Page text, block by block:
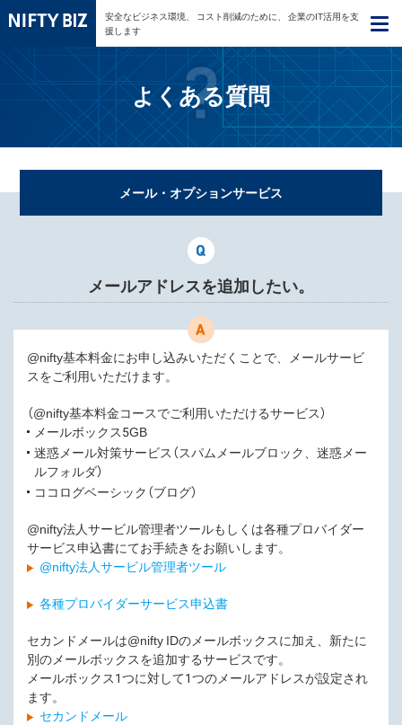
安全なビジネス環境、 コスト削減のために、
企業のIT活用を支
援します
よくある質問
メール・オプションサービス
メールアドレスを追加したい。
@nifty基本料金にお申し込みいただくことで、メールサービ
スをご利用いただけます。
（@nifty基本料金コースでご利用いただけるサービス）
メールボックス5GB
迷惑メール対策サービス（スパムメールブロック、迷惑メー
ルフォルダ）
ココログベーシック（ブログ）
@nifty法人サービル管理者ツールもしくは各種プロバイダー
サービス申込書にてお手続きをお願いします。
@nifty法人サービル管理者ツール
各種プロバイダーサービス申込書
セカンドメールは@nifty IDのメールボックスに加え、新たに
別のメールボックスを追加するサービスです。
メールボックス1つに対して1つのメールアドレスが設定され
ます。
セカンドメール